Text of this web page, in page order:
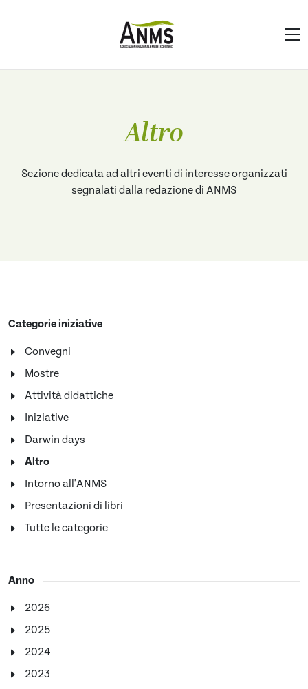
Altro
Sezione dedicata ad altri eventi di interesse organizzati
segnalati dalla redazione di ANMS
Categorie iniziative
Convegni
Mostre
Attività didattiche
Iniziative
Darwin days
Altro
Intorno all'ANMS
Presentazioni di libri
Tutte le categorie
Anno
2026
2025
2024
2023